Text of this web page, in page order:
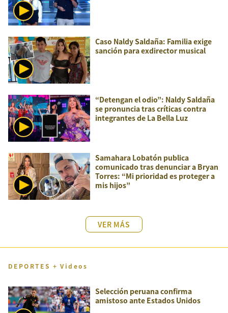
Caso Naldy Saldaña: Familia exige
sanción para exdirector musical
“Detengan el odio”: Naldy Saldaña
se pronuncia tras críticas contra
integrantes de La Bella Luz
Samahara Lobatón publica
comunicado tras denunciar a Bryan
Torres: “Mi prioridad es proteger a
mis hijos”
VER MÁS
DEPORTES + Videos
Selección peruana confirma
amistoso ante Estados Unidos